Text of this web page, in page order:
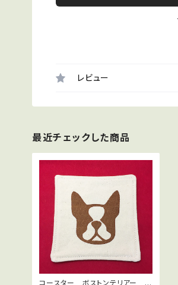
レビュー
最近チェックした商品
コースター ボストンテリアー